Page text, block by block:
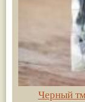
Черный